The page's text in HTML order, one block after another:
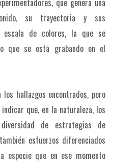
que genera una
su trayectoria y sus
de colores, la que se
que se está grabando en el
hallazgos encontrados, pero
que, en la naturaleza, los
de estrategias de
esfuerzos diferenciados
que en ese momento